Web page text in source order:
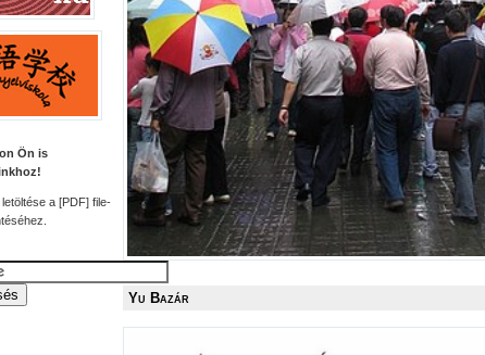
Ön is
a [PDF] file-
Yu Bazár